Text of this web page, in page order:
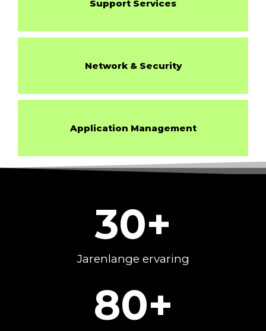
Support Services
Network & Security
Application Management
Jarenlange ervaring
30+
80+